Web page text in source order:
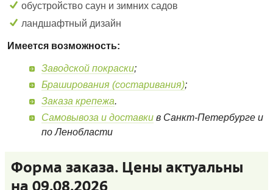
обустройство саун и зимних садов
ландшафтный дизайн
Имеется возможность:
Заводской покраски;
Браширования (состаривания);
Заказа крепежа.
Самовывоза и доставки в Санкт-Петербурге и
по Ленобласти
Форма заказа. Цены актуальны
на 09.08.2026